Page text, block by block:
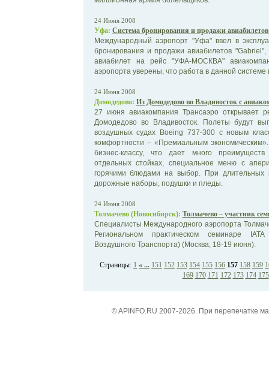
24 Июня 2008
Уфа: Система бронирования и продажи
Международный аэропорт "Уфа" ввел в
бронирования и продажи авиабилетов
авиабилет на рейс "УФА-МОСКВА"
аэропорта уверены, что работа в данной системе
24 Июня 2008
Домодедово: Из Домодедово во Владивосток с
27 июня авиакомпания Трансаэро открывает
Домодедово во Владивосток. Полеты будут
воздушных судах Boeing 737-300 с новым
комфортности – «Премиальным
бизнес-классу, что дает много
отдельных стойках, специальное меню с
горячими блюдами на выбор. При длительных
дорожные наборы, подушки и пледы.
24 Июня 2008
Толмачево (Новосибирск): Толмачево – участник
Специалисты Международного аэропорта
Региональном практическом семинаре
Воздушного Транспорта) (Москва, 18-19 июня).
Страницы: 1 « ... 151 152 153 154 155 156 157 158 159
169 170 171 172 173 174 175
© APINFO.RU 2007-2026. При перепечатке